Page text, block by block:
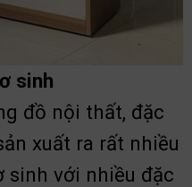
sinh
đồ nội thất, đặc
xuất ra rất nhiều
sinh với nhiều đặc